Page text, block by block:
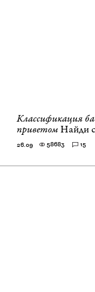
Классификация
приветомНайди
26.09 58683 15